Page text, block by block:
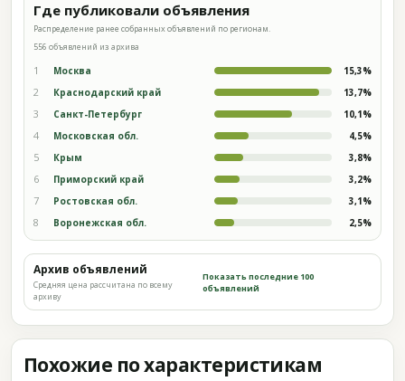
Где публиковали объявления
Распределение ранее собранных объявлений по регионам.
556 объявлений из архива
1 Москва 15,3%
2 Краснодарский край 13,7%
3 Санкт-Петербург 10,1%
4 Московская обл. 4,5%
5 Крым 3,8%
6 Приморский край 3,2%
7 Ростовская обл. 3,1%
8 Воронежская обл. 2,5%
Архив объявлений
Средняя цена рассчитана по всему
архиву
Показать последние 100
объявлений
Похожие по характеристикам